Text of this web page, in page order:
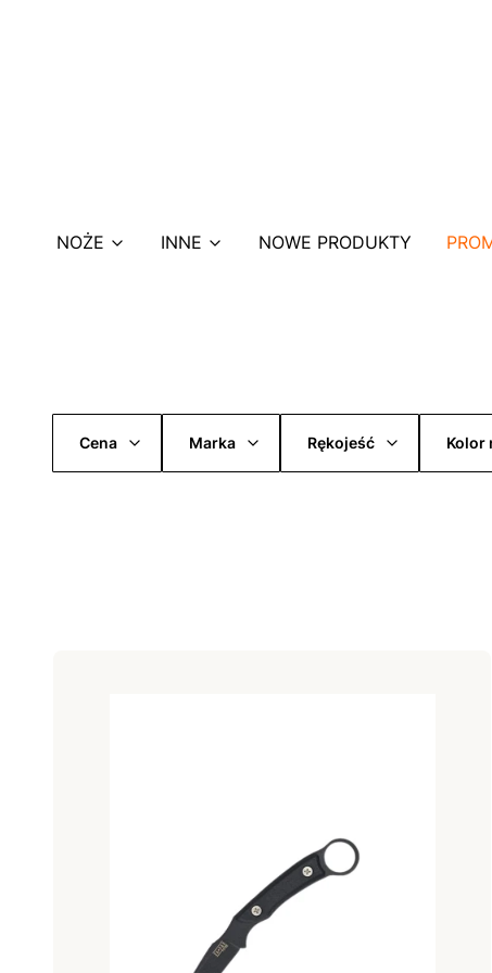
NOŻE INNE NOWE PRODUKTY
Cena Marka Rękojeść Kolor